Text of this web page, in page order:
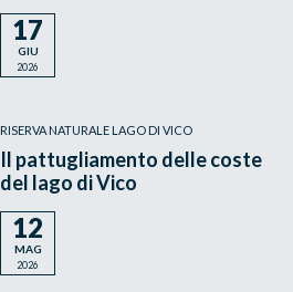
17
GIU
2026
RISERVA NATURALE LAGO DI VICO
Il pattugliamento delle coste
del lago di Vico
12
MAG
2026